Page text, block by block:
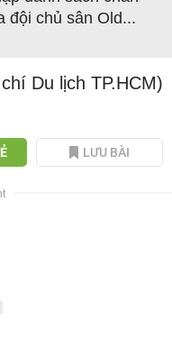
đội chủ sân Old...
Du lịch TP.HCM)
LƯU BÀI